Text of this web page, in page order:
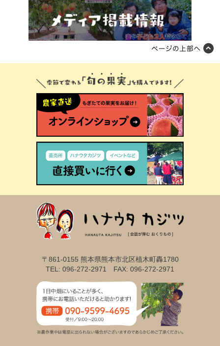
〒861-0155 熊本県熊本市北区植木町轟1780
TEL: 096-272-2971 FAX: 096-272-2971